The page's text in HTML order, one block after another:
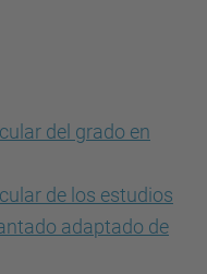
del grado en
de los estudios
adaptado de